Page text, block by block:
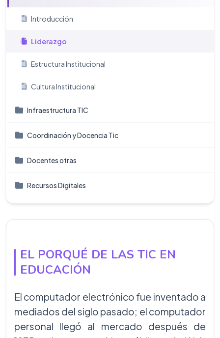
Introducción
Liderazgo
Estructura Institucional
Cultura Institucional
Infraestructura TIC
Coordinación y Docencia Tic
Docentes otras
Recursos Digitales
EL PORQUÉ DE LAS TIC EN
EDUCACIÓN
El computador electrónico fue inventado a
mediados del siglo pasado; el computador
personal llegó al mercado después de